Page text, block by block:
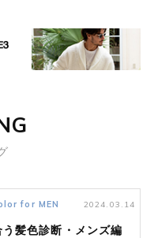
for MEN 2024.03.14
う髪色診断・メンズ編